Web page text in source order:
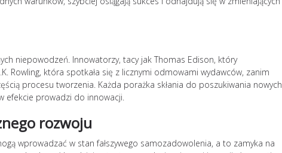
niepowodzeń. Innowatorzy, tacy jak Thomas Edison, który
Rowling, która spotkała się z licznymi odmowami wydawców, zanim
procesu tworzenia. Każda porażka skłania do poszukiwania nowych
efekcie prowadzi do innowacji.
rozwoju
wprowadzać w stan fałszywego samozadowolenia, a to zamyka na